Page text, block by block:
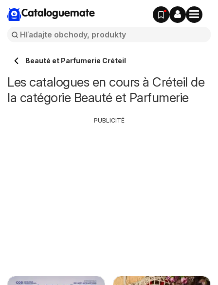
Cataloguemate
Beauté et Parfumerie Créteil
Les catalogues en cours à Créteil de
la catégorie Beauté et Parfumerie
PUBLICITÉ